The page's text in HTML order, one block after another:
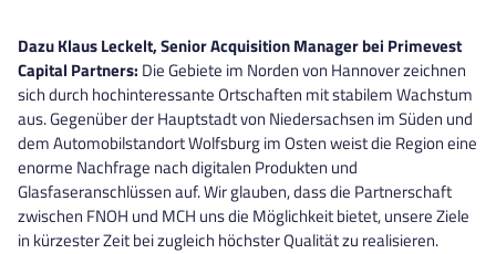
Dazu Klaus Leckelt, Senior Acquisition Manager bei Primevest
Capital Partners: Die Gebiete im Norden von Hannover zeichnen
sich durch hochinteressante Ortschaften mit stabilem Wachstum
aus. Gegenüber der Hauptstadt von Niedersachsen im Süden und
dem Automobilstandort Wolfsburg im Osten weist die Region eine
enorme Nachfrage nach digitalen Produkten und
Glasfaseranschlüssen auf. Wir glauben, dass die Partnerschaft
zwischen FNOH und MCH uns die Möglichkeit bietet, unsere Ziele
in kürzester Zeit bei zugleich höchster Qualität zu realisieren.